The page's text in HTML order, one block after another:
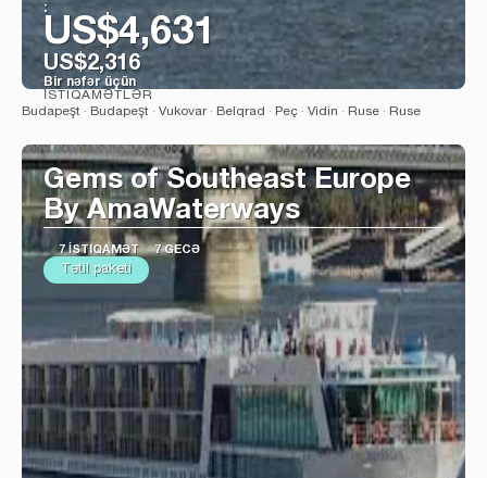
:
US$4,631
US$2,316
Bir nəfər üçün
Baxın
İSTIQAMƏTLƏR
Budapeşt · Budapeşt · Vukovar · Belqrad · Peç · Vidin · Ruse · Ruse
Gems of Southeast Europe
By AmaWaterways
7 İSTIQAMƏT 7 GECƏ
Tətil paketi